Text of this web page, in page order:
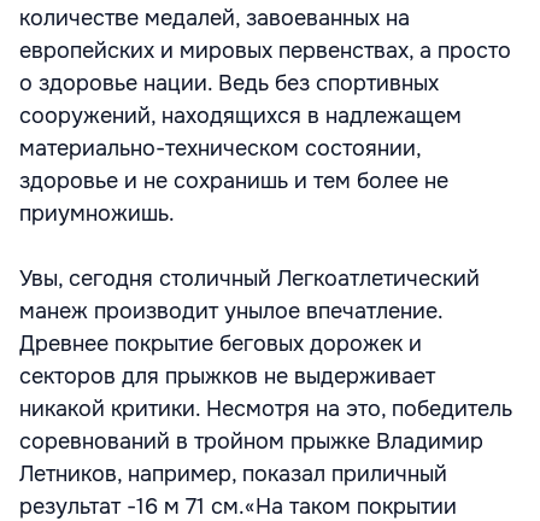
количестве медалей, завоеванных на
европейских и мировых первенствах, а просто
о здоровье нации. Ведь без спортивных
сооружений, находящихся в надлежащем
материально-техническом состоянии,
здоровье и не сохранишь и тем более не
приумножишь.
Увы, сегодня столичный Легкоатлетический
манеж производит унылое впечатление.
Древнее покрытие беговых дорожек и
секторов для прыжков не выдерживает
никакой критики. Несмотря на это, победитель
соревнований в тройном прыжке Владимир
Летников, например, показал приличный
результат -16 м 71 см.«На таком покрытии